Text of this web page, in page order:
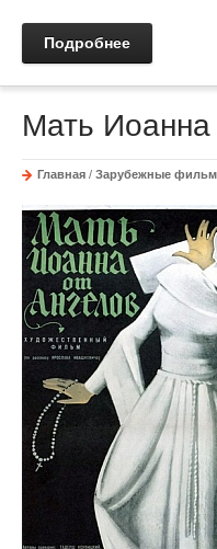
Подробнее
Мать Иоанна
Главная / Зарубежные